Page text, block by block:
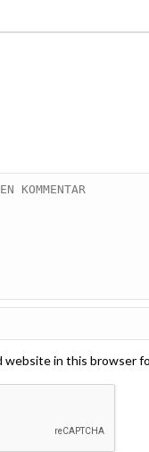
website in this browser